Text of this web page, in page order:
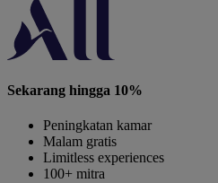
Sekarang hingga 10%
Peningkatan kamar
Malam gratis
Limitless experiences
100+ mitra